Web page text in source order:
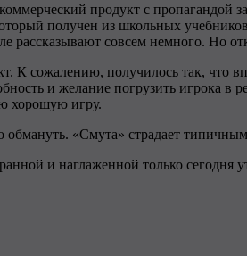
продукт с пропагандой
получен из школьных
совсем немного. Но
сожалению, получилось так, что
и желание погрузить
хорошую игру.
«Смута» страдает
и наглаженной только сегодня